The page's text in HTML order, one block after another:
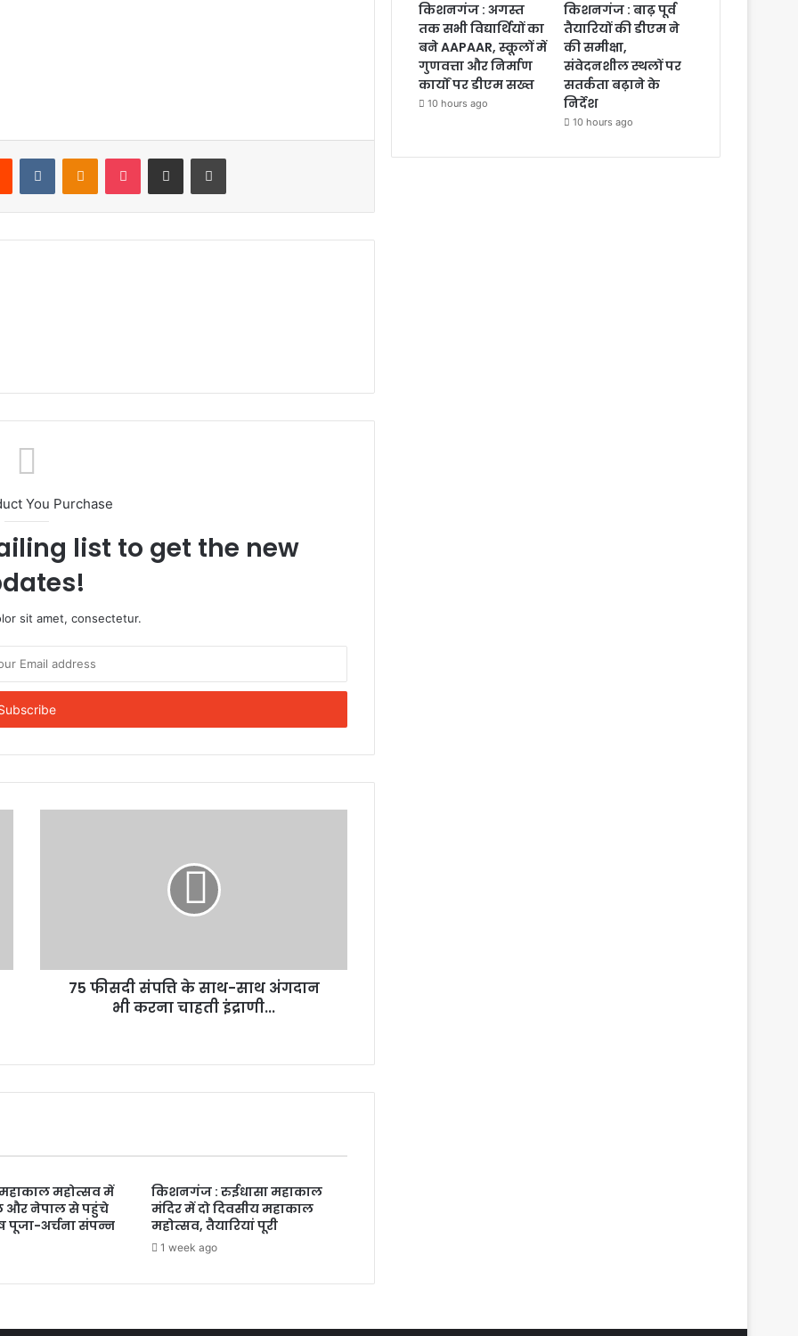
Reddit VKontakteOdnoklassniki
Pocket Share via Email Print
You Purchase
list to get the new
sit amet, consectetur.
75 फीसदी संपत्ति के साथ-साथ अंगदान
भी करना चाहती इंद्राणी...
महोत्सव में
और नेपाल से पहुंचे
पूजा-अर्चना संपन्न
किशनगंज : रुईधासा महाकाल
मंदिर में दो दिवसीय महाकाल
महोत्सव, तैयारियां पूरी
1 week ago
किशनगंज : अगस्त
तक सभी विद्यार्थियों का
बने AAPAAR, स्कूलों में
गुणवत्ता और निर्माण
कार्यों पर डीएम सख्त
10 hours ago
किशनगंज : बाढ़ पूर्व
तैयारियों की डीएम ने
की समीक्षा,
संवेदनशील स्थलों पर
सतर्कता बढ़ाने के
निर्देश
10 hours ago